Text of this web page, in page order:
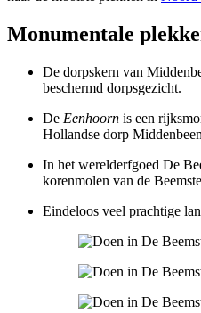
Monumentale
De dorpskern van
beschermd dorpsgezicht.
De Eenhoorn is een
Hollandse dorp
In het werelderfgoed De
korenmolen van de
Eindeloos veel prachtige